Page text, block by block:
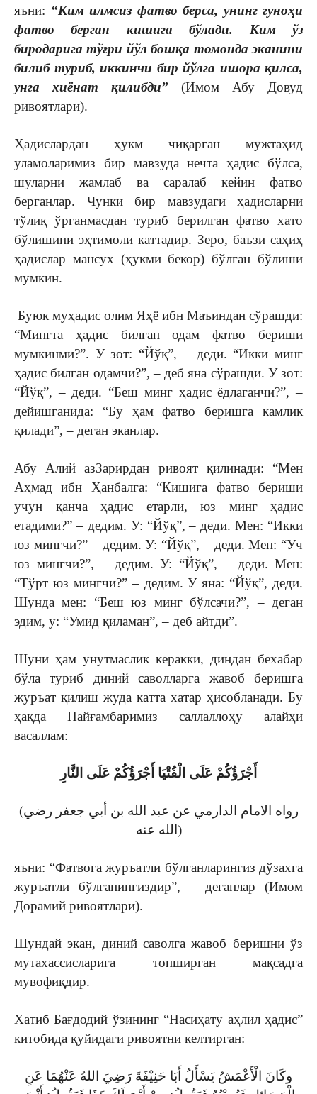
яъни: “Ким илмсиз фатво берса, унинг гуноҳи
фатво берган кишига бўлади. Ким ўз
биродарига тўғри йўл бошқа томонда эканини
билиб туриб, иккинчи бир йўлга ишора қилса,
унга хиёнат қилибди” (Имом Абу Довуд
ривоятлари).
Ҳадислардан ҳукм чиқарган мужтаҳид
уламоларимиз бир мавзуда нечта ҳадис бўлса,
шуларни жамлаб ва саралаб кейин фатво
берганлар. Чунки бир мавзудаги ҳадисларни
тўлиқ ўрганмасдан туриб берилган фатво хато
бўлишини эҳтимоли каттадир. Зеро, баъзи саҳиҳ
ҳадислар мансух (ҳукми бекор) бўлган бўлиши
мумкин.
Буюк муҳадис олим Яҳё ибн Маъиндан сўрашди:
“Мингта ҳадис билган одам фатво бериши
мумкинми?”. У зот: “Йўқ”, – деди. “Икки минг
ҳадис билган одамчи?”, – деб яна сўрашди. У зот:
“Йўқ”, – деди. “Беш минг ҳадис ёдлаганчи?”, –
дейишганида: “Бу ҳам фатво беришга камлик
қилади”, – деган эканлар.
Абу Алий аз­Зарирдан ривоят қилинади: “Мен
Аҳмад ибн Ҳанбалга: “Кишига фатво бериши
учун қанча ҳадис етарли, юз минг ҳадис
етадими?” – дедим. У: “Йўқ”, – деди. Мен: “Икки
юз мингчи?” – дедим. У: “Йўқ”, – деди. Мен: “Уч
юз мингчи?”, – дедим. У: “Йўқ”, – деди. Мен:
“Тўрт юз мингчи?” – дедим. У яна: “Йўқ”, деди.
Шунда мен: “Беш юз минг бўлсачи?”, – деган
эдим, у: “Умид қиламан”, – деб айтди”.
Шуни ҳам унутмаслик керакки, диндан бехабар
бўла туриб диний саволларга жавоб беришга
журъат қилиш жуда катта хатар ҳисобланади. Бу
ҳақда Пайғамбаримиз саллаллоҳу алайҳи
васаллам:
أَجْرَؤُكُمْ عَلَى الْفُتْيَا أَجْرَؤُكُمْ عَلَى النَّارِ
(رواه الامام الدارمي عن عبد الله بن أبي جعفر رضي
الله عنه)
яъни: “Фатвога журъатли бўлганларингиз дўзахга
журъатли бўлганингиздир”, – деганлар (Имом
Дорамий ривоятлари).
Шундай экан, диний саволга жавоб беришни ўз
мутахассисларига топширган мақсадга
мувофиқдир.
Хатиб Бағдодий ўзининг “Насиҳату аҳлил ҳадис”
китобида қуйидаги ривоятни келтирган:
وكَانَ الْأَعْمَشُ يَسْأَلُ أَبَا حَنِيْفَةَ رَضِيَ اللهُ عَنْهُمَا عَنِ